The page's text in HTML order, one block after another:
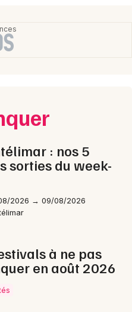
: nos 5
sorties du week-
2026 → 09/08/2026
à ne pas
en août 2026